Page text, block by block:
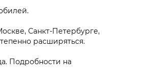
Санкт-Петербурге,
расширяться.
Подробности на